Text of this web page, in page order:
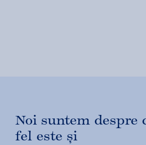
Noi suntem despre
fel este și